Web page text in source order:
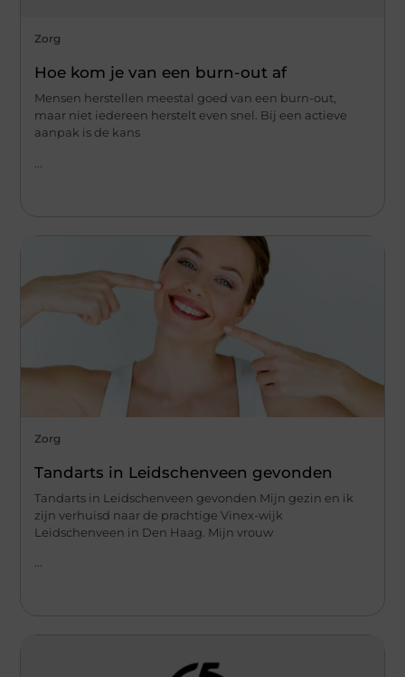
Zorg
Hoe kom je van een burn-out af
Mensen herstellen meestal goed van een burn-out,
maar niet iedereen herstelt even snel. Bij een actieve
aanpak is de kans
Zorg
Tandarts in Leidschenveen gevonden
Tandarts in Leidschenveen gevonden Mijn gezin en ik
zijn verhuisd naar de prachtige Vinex-wijk
Leidschenveen in Den Haag. Mijn vrouw